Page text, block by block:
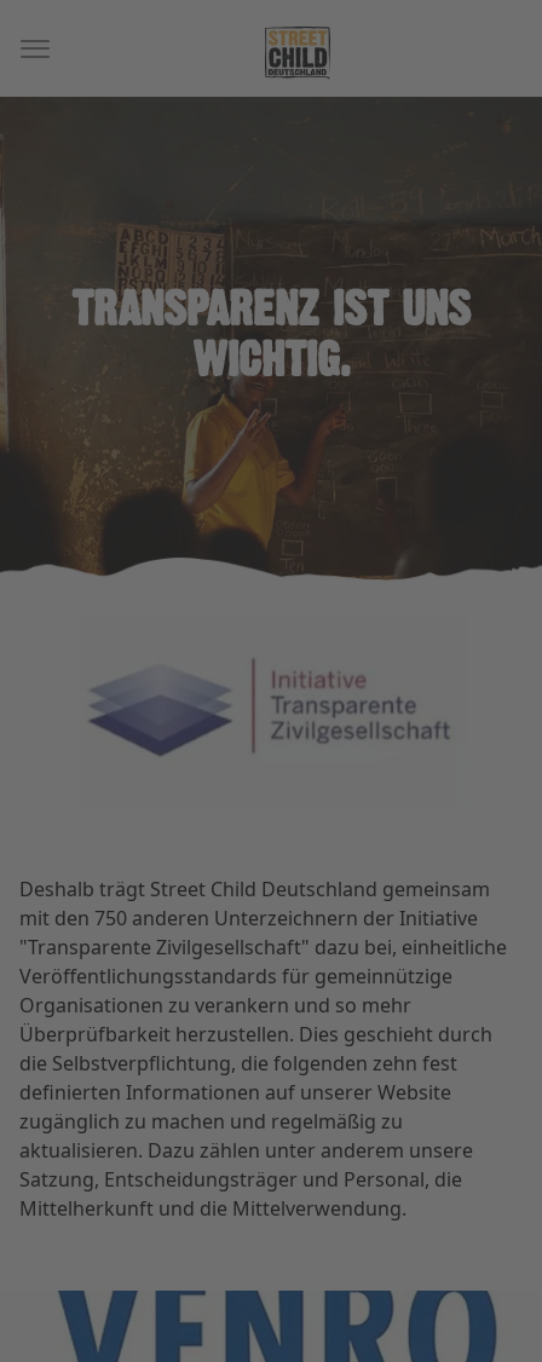
TRANSPARENZ IST UNS
WICHTIG.
Deshalb trägt Street Child Deutschland gemeinsam
mit den 750 anderen Unterzeichnern der Initiative
"Transparente Zivilgesellschaft" dazu bei, einheitliche
Veröffentlichungsstandards für gemeinnützige
Organisationen zu verankern und so mehr
Überprüfbarkeit herzustellen. Dies geschieht durch
die Selbstverpflichtung, die folgenden zehn fest
definierten Informationen auf unserer Website
zugänglich zu machen und regelmäßig zu
aktualisieren. Dazu zählen unter anderem unsere
Satzung, Entscheidungsträger und Personal, die
Mittelherkunft und die Mittelverwendung.